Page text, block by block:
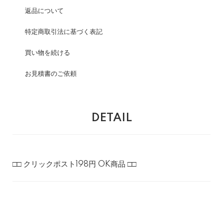
返品について
特定商取引法に基づく表記
買い物を続ける
お見積書のご依頼
DETAIL
□□ クリックポスト198円 OK商品 □□